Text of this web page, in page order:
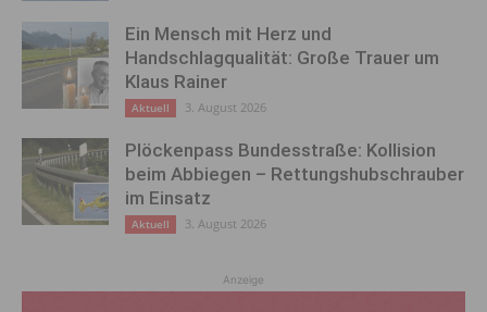
Ein Mensch mit Herz und
Handschlagqualität: Große Trauer um
Klaus Rainer
Aktuell 3. August 2026
Plöckenpass Bundesstraße: Kollision
beim Abbiegen – Rettungshubschrauber
im Einsatz
Aktuell 3. August 2026
Anzeige